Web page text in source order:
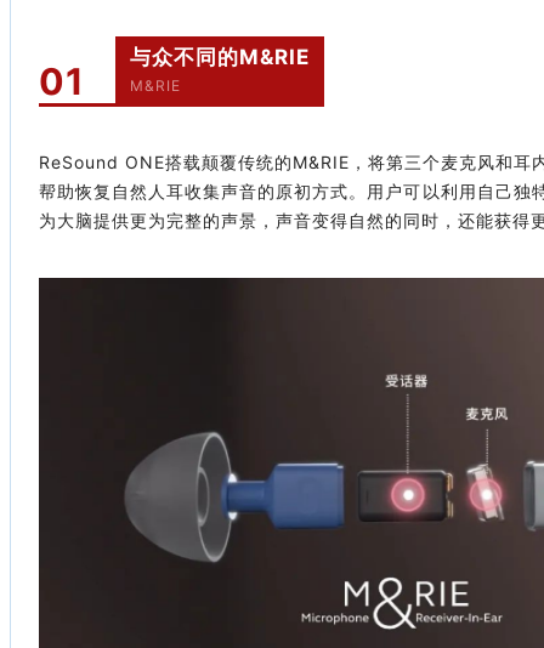
01
与众不同的M&RIE
M&RIE
ReSound ONE搭载颠覆传统的M&RIE，将第三个麦克风和耳
帮助恢复自然人耳收集声音的原初方式。用户可以利用自己独
为大脑提供更为完整的声景，声音变得自然的同时，还能获得